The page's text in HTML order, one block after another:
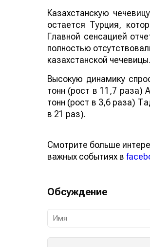
Казахстанскую
остается Турция,
Главной сенсацией
полностью
казахстанской чечевицы.
Высокую динамику
тонн (рост в 11,7 раза)
тонн (рост в 3,6 раза)
в 21 раз).
Смотрите больше
важных событиях в
Обсуждение